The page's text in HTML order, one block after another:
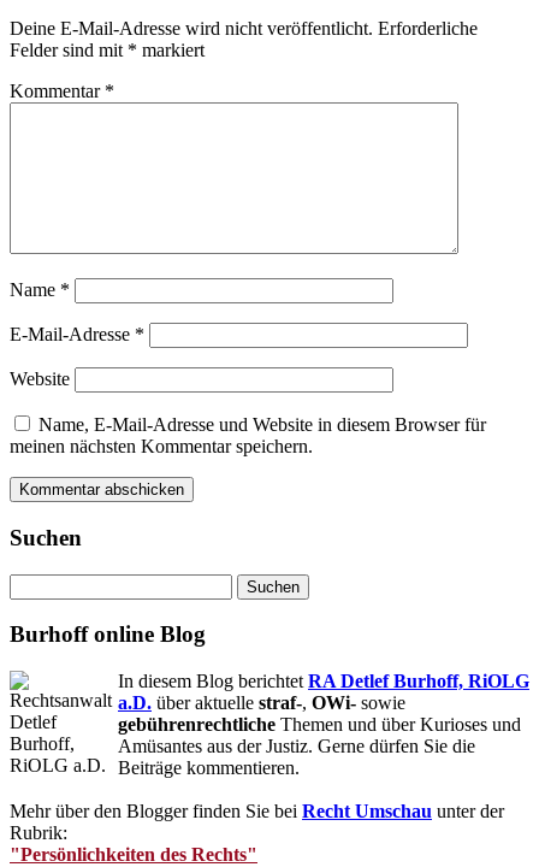
Deine E-Mail-Adresse wird nicht veröffentlicht. Erforderliche
Felder sind mit * markiert
Kommentar *
Name *
E-Mail-Adresse *
Website
Name, E-Mail-Adresse und Website in diesem Browser für
meinen nächsten Kommentar speichern.
Suchen
nach:
Burhoff online Blog
In diesem Blog berichtet RA Detlef Burhoff, RiOLG
a.D. über aktuelle straf-, OWi- sowie
gebührenrechtliche Themen und über Kurioses und
Amüsantes aus der Justiz. Gerne dürfen Sie die
Beiträge kommentieren.
Mehr über den Blogger finden Sie bei Recht Umschau unter der
Rubrik:
"Persönlichkeiten des Rechts"